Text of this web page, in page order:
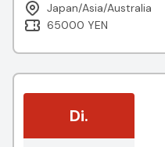
Japan/Asia/Australia
65000 YEN
Di.